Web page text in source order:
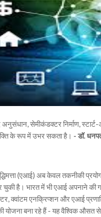
अनुसंधान, सेमीकंडक्टर निर्माण,
के रूप में उभर सकता है। - डॉ.
(एआई) अब केवल तकनीकी
है। भारत में भी एआई अपनाने की
क्वांटम एनक्रिप्शन और एआई
योजना बना रहे हैं - यह वैश्विक औसत